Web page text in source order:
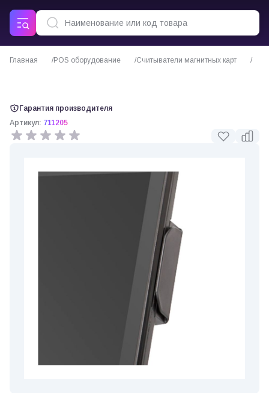
Главная POS оборудование
Считыватели магнитных карт
Гарантия производителя
Артикул: 711205